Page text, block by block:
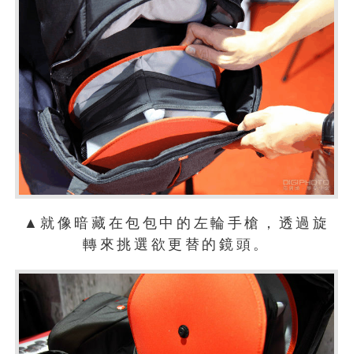
▲就像暗藏在包包中的左輪手槍，透過旋
轉來挑選欲更替的鏡頭。